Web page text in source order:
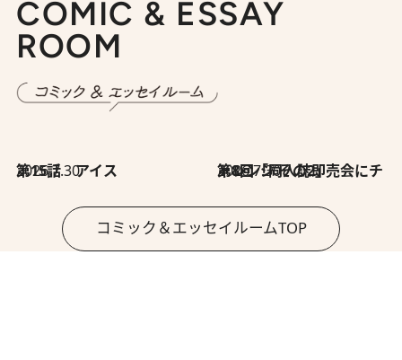
COMIC & ESSAY
ROOM
2026.7.30
第15話 アイス 2026.7.30
第8回「同人誌即売会にチャレンジ その2」
コミック＆エッセイルームTOP